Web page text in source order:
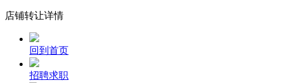
店铺转让详情
回到首页
招聘求职